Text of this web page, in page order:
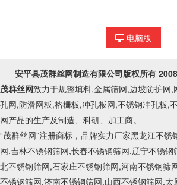
电脑版
安平县茂群丝网制造有限公司版权所有
茂群丝网致力于规整填料,金属筛网,边坡防护网
孔网,防滑网板,格栅板,冲孔板网,不锈钢冲孔板,
网产品的生产及制造、科研、加工商。
“茂群丝网”注册商标，品牌实力厂家黑龙江不
网,吉林不锈钢筛网,长春不锈钢筛网,辽宁不锈
北不锈钢筛网,石家庄不锈钢筛网,河南不锈钢筛
不锈钢筛网,济南不锈钢筛网,山西不锈钢筛网,太